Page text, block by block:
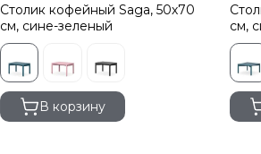
Столик кофейный Saga, 50х70
см, сине-зеленый
В корзину
см,